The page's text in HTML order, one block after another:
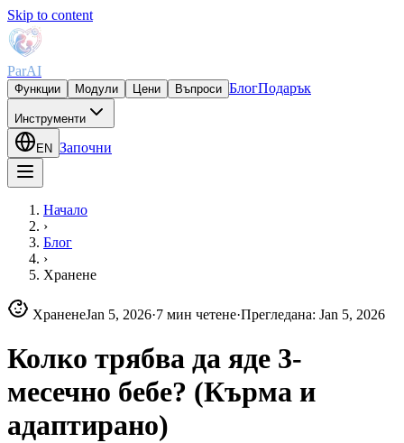
Skip to content
ParAI
Функции Модули Цени Въпроси БлогПодарък
Инструменти
EN Започни
Начало
›
Блог
›
Хранене
ХраненеJan 5, 2026·7 мин четене·Прегледана: Jan 5, 2026
Колко трябва да яде 3-
месечно бебе? (Кърма и
адаптирано)